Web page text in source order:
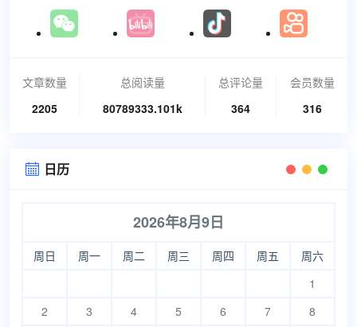
文章数量
2205
总阅读量
80789333.101k
总评论量
364
会员数量
316
 日历
2026年8月9日
周日 周一 周二 周三 周四 周五
周六
1
2
3 4 5 6 7
8